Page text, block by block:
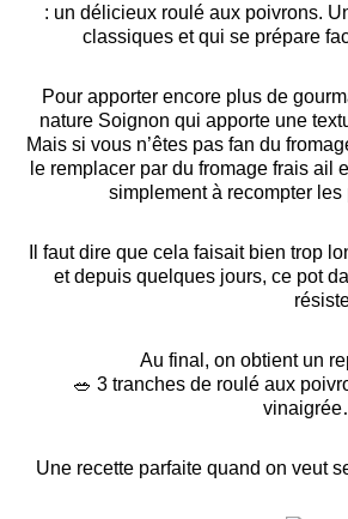
: un délicieux roulé aux poivrons.
classiques et qui se prépare
Pour apporter encore plus de
nature Soignon qui apporte une
Mais si vous n’êtes pas fan du
le remplacer par du fromage frais ail
simplement à recompter
Il faut dire que cela faisait bien trop
et depuis quelques jours, ce pot
Au final, on obtient un
🥗 3 tranches de roulé aux
Une recette parfaite quand on veut